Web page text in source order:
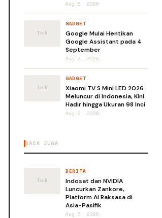
Aug 5, 2026
GADGET
Google Mulai Hentikan
Google Assistant pada 4
September
Aug 7, 2026
GADGET
Xiaomi TV S Mini LED 2026
Meluncur di Indonesia, Kini
Hadir hingga Ukuran 98 Inci
Aug 6, 2026
BACA JUGA
BERITA
Indosat dan NVIDIA
Luncurkan Zankore,
Platform AI Raksasa di
Asia-Pasifik
Aug 7, 2026